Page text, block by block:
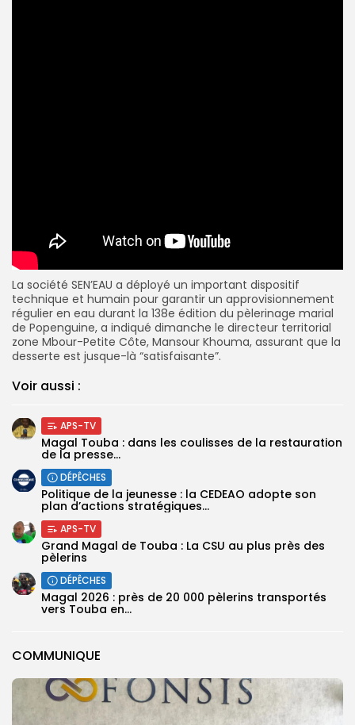
COMMUNIQUE
La société SEN’EAU a déployé un important dispositif
technique et humain pour garantir un approvisionnement
régulier en eau durant la 138e édition du pèlerinage marial
de Popenguine, a indiqué dimanche le directeur territorial
zone Mbour-Petite Côte, Mansour Khouma, assurant que la
desserte est jusque-là “satisfaisante”.
Voir aussi :
APS-TV
Magal Touba : dans les coulisses de la restauration
de la presse...
DÉPÊCHES
Politique de la jeunesse : la CEDEAO adopte son
plan d’actions stratégiques...
APS-TV
Grand Magal de Touba : La CSU au plus près des
pèlerins
DÉPÊCHES
Magal 2026 : près de 20 000 pèlerins transportés
vers Touba en...